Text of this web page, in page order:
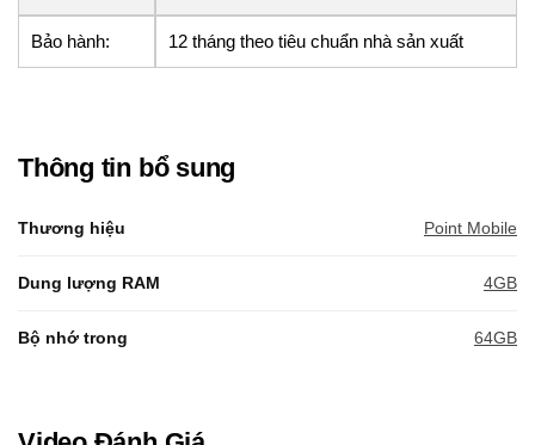
Bảo hành: 12 tháng theo tiêu chuẩn nhà sản xuất
Thông tin bổ sung
Thương hiệu Point Mobile
Dung lượng RAM 4GB
Bộ nhớ trong 64GB